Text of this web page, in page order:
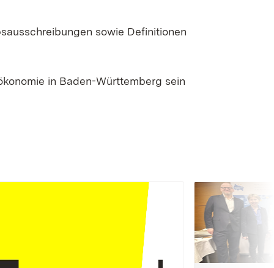
sowie Definitionen
in Baden-Württemberg sein